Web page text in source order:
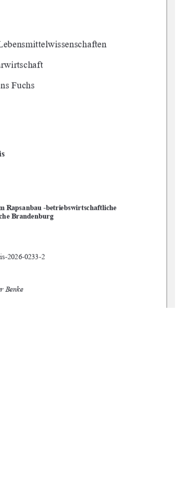
Fuchs
Rapsanbau -betriebswirtschaftliche
Brandenburg
2026-0233-2
Benke